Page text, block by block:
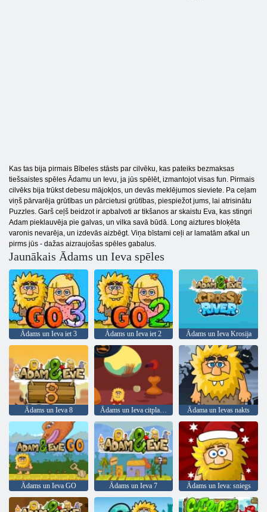
Kas tas bija pirmais Bībeles stāsts par cilvēku, kas pateiks bezmaksas
tiešsaistes spēles Ādamu un Ievu, ja jūs spēlēt, izmantojot visas fun. Pirmais
cilvēks bija trūkst debesu mājokļos, un devās meklējumos sieviete. Pa ceļam
viņš pārvarēja grūtības un pārcietusi grūtības, piespiežot jums, lai atrisinātu
Puzzles. Garš ceļš beidzot ir apbalvoti ar tikšanos ar skaistu Eva, kas stingri
Adam pieklauvēja pie galvas, un vilka savā būdā. Long aiztures bloķēta
varonis nevarēja, un izdevās aizbēgt. Viņa bīstami ceļi ar lamatām atkal un
pirms jūs - dažas aizraujošas spēles gabalus.
Jaunākais Ādams un Ieva spēles
Ādams un Ieva iet 3 Ādams un Ieva iet 2 Ādams un Ieva Krosija
Ādams un Ieva 8 Ādams un Ieva citplanētieši Ādama un Ievas nakts
Ādams un Ieva GO Ādams un Ieva 7 Ādams un Ieva: sniegs